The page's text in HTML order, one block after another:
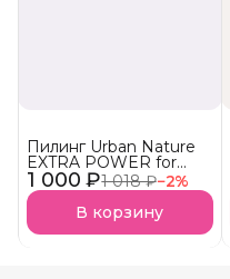
1 000 ₽1 018 ₽−2%
Пилинг Urban Nature
EXTRA POWER for
professional
В корзину